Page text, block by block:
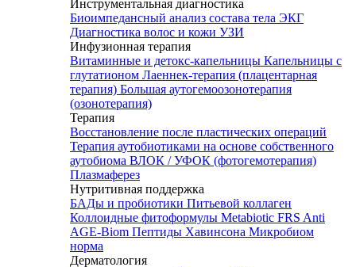
Инструментальная диагностика
Биоимпедансный анализ состава тела ЭКГ
Диагностика волос и кожи УЗИ
Инфузионная терапия
Витаминные и детокс-капельницы Капельницы с
глутатионом Лаеннек-терапия (плацентарная
терапия) Большая аутогемоозонотерапия
(озонотерапия)
Терапия
Восстановление после пластических операций
Терапия аутобиотиками на основе собственного
аутобиома ВЛОК / УФОК (фотогемотерапия)
Плазмаферез
Нутритивная поддержка
БАДы и пробиотики Питьевой коллаген
Коллоидные фитоформулы Metabiotic FRS Anti
AGE-Biom Пептиды Хавинсона Микробиом
норма
Дерматология